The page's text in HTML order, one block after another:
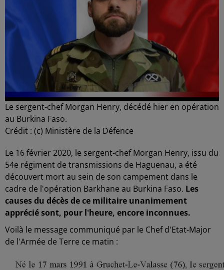
Le sergent-chef Morgan Henry, décédé hier en opération
au Burkina Faso.
Crédit : (c) Ministère de la Défence
Le 16 février 2020, le sergent-chef Morgan Henry, issu du
54e régiment de transmissions de Haguenau, a été
découvert mort au sein de son campement dans le
cadre de l'opération Barkhane au Burkina Faso. Les
causes du décès de ce militaire unanimement
apprécié sont, pour l'heure, encore inconnues.
Voilà le message communiqué par le Chef d'Etat-Major
de l'Armée de Terre ce matin :